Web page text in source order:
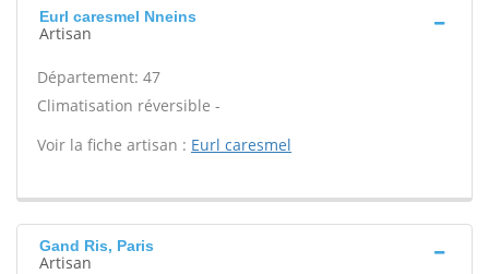
Eurl caresmel Nneins
Artisan
Département: 47
Climatisation réversible -
Voir la fiche artisan : Eurl caresmel
Gand Ris, Paris
Artisan